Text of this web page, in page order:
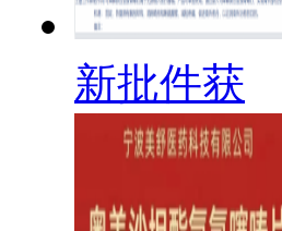
新批件获